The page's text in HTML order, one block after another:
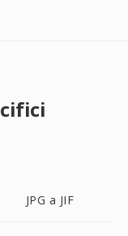
JPG a JIF